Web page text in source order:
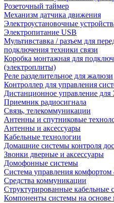
Розеточный таймер
Механизм датчика движения
Электроустановочные
Электропитание USB
Мультивставка / разъем для
подключения техники связи
Коробка монтажная для
(электроплиты)
Реле разделительное для жалюзи
Контроллер для управления
Дистанционное управление
Приемник радиосигнала
Связь, телекоммуникации
Антенны и спутниковые
Антенны и аксессуары
Кабельные технологии
Домашние системы контроля
Звонки дверные и аксессуары
Домофонные системы
Система управления
Средства коммуникации
Структурированные кабельные
Компоненты системы на основе